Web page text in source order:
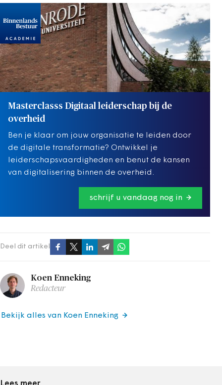
Masterclasss Digitaal leiderschap bij de
overheid
Ben je klaar om jouw organisatie te leiden door
de digitale transformatie? Ontwikkel je
leiderschapsvaardigheden en benut de kansen
van digitalisering binnen de overheid.
schrijf u vandaag nog in
Deel dit artikel
Koen Enneking
Redacteur
Bekijk alles van Koen Enneking